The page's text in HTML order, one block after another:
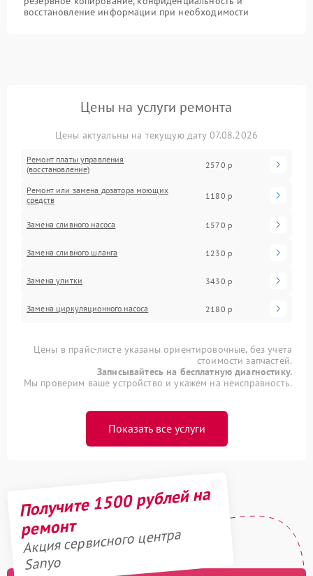
восстановление информации при необходимости
Цены на услуги ремонта
Цены актуальны на текущую дату 07.08.2026
Ремонт платы управления
(восстановление)
2570 р
Ремонт или замена дозатора моющих
средств
1180 р
Замена сливного насоса 1570 р
Замена сливного шланга 1230 р
Замена улитки 3430 р
Замена циркуляционного насоса 2180 р
Цены в прайс-листе указаны ориентировочные, без учета
стоимости запчастей.
Записывайтесь на бесплатную диагностику.
Мы проверим ваше устройство и укажем на неисправность.
Показать все услуги
Получите 1500 рублей на
ремонт
Акция сервисного центра
Sanyo